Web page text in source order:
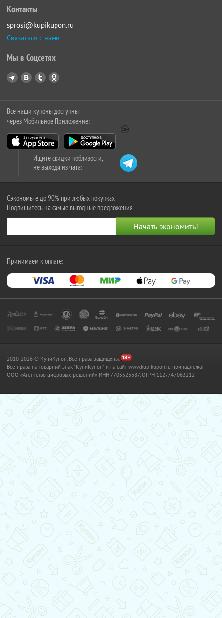
Контакты
sprosi@kupikupon.ru
Связаться с нами
Мы в Соцсетях
Все наши купоны доступны
через Мобильное Приложение:
Ищите скидки поблизости,
не выходя из чата:
Сэкономьте до 90% при любых покупках
Подпишитесь на самые выгодные предложения
Принимаем к оплате:
2010-2026 © КупиКупон. Все права защищены.
Все права на товарный знак "КупиКупон" и на сайт www.kupikupon.ru принадлежат
OOO «Агентство цифровых решений» ИНН 7705523387, ОГРН 1127747063212